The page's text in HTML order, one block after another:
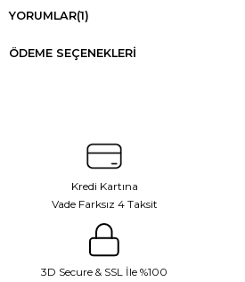
YORUMLAR(1)
ÖDEME SEÇENEKLERI
Kredi Kartına
Vade Farksız 4 Taksit
3D Secure & SSL İle %100